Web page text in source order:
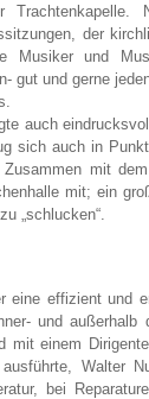
der
Musiker und
gut und gerne
auch
sich auch in
Zusammen mit
mit; ein
„schlucken“.
effizient und
und
mit einem
Walter
bei